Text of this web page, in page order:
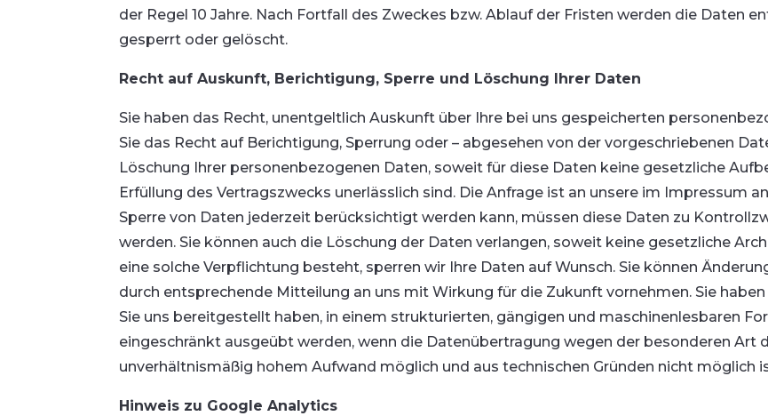
der Regel 10 Jahre. Nach Fortfall des Zweckes bzw. Ablauf der Fristen werden die Daten
gesperrt oder gelöscht.
Recht auf Auskunft, Berichtigung, Sperre und Löschung Ihrer Daten
Sie haben das Recht, unentgeltlich Auskunft über Ihre bei uns gespeicherten
Sie das Recht auf Berichtigung, Sperrung oder – abgesehen von der vorgeschriebenen
Löschung Ihrer personenbezogenen Daten, soweit für diese Daten keine gesetzliche
Erfüllung des Vertragszwecks unerlässlich sind. Die Anfrage ist an unsere im Impressum
Sperre von Daten jederzeit berücksichtigt werden kann, müssen diese Daten zu
werden. Sie können auch die Löschung der Daten verlangen, soweit keine gesetzliche
eine solche Verpflichtung besteht, sperren wir Ihre Daten auf Wunsch. Sie können
durch entsprechende Mitteilung an uns mit Wirkung für die Zukunft vornehmen. Sie
Sie uns bereitgestellt haben, in einem strukturierten, gängigen und maschinenlesbaren
eingeschränkt ausgeübt werden, wenn die Datenübertragung wegen der besonderen Art
unverhältnismäßig hohem Aufwand möglich und aus technischen Gründen nicht möglich
Hinweis zu Google Analytics